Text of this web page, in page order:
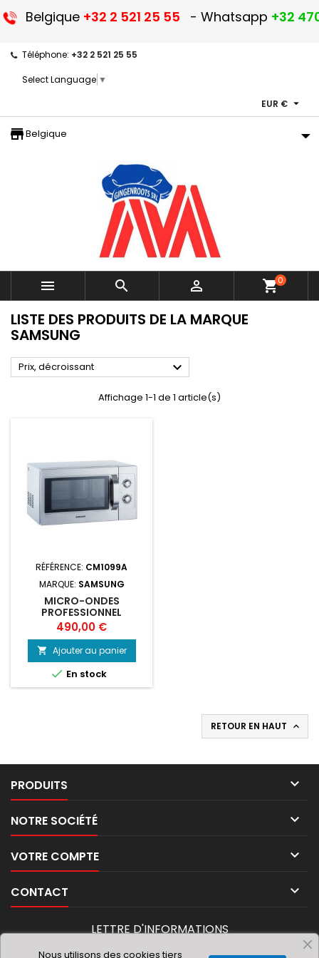
Belgique +32 2 521 25 55 - Whatsapp +32
Téléphone: +32 2 521 25 55
Select Language ▼
EUR € 
storefront
Belgique
   shopping_cart0
LISTE DES PRODUITS DE LA MARQUE
SAMSUNG
Prix, décroissant 
Affichage 1-1 de 1 article(s)
RÉFÉRENCE: CM1099A
MARQUE: SAMSUNG
MICRO-ONDES
PROFESSIONNEL
SAMSUNG CM1099 -
PUISSANT 1080W,
MÉCANIQUE 1
MAGNÉTRON
Prix
490,00 €
 Ajouter au panier
 En stock
RETOUR EN HAUT 
PRODUITS 
NOTRE SOCIÉTÉ 
VOTRE COMPTE 
CONTACT 
LETTRE D'INFORMATIONS
Nous utilisons des cookies tiers